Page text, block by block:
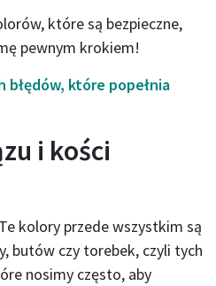
które są bezpieczne,
pewnym krokiem!
błędów, które popełnia
i kości
kolory przede wszystkim są
butów czy torebek, czyli tych
nosimy często, aby